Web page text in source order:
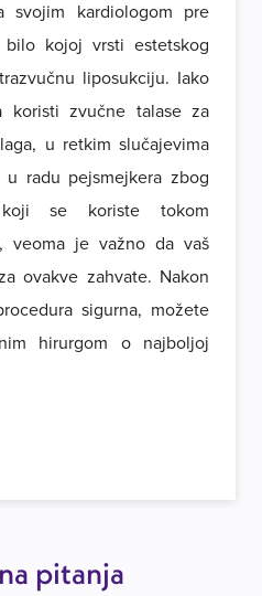
svojim kardiologom pre
kojoj vrsti estetskog
liposukciju. Iako
koristi zvučne talase za
u retkim slučajevima
radu pejsmejkera zbog
se koriste tokom
veoma je važno da vaš
ovakve zahvate. Nakon
sigurna, možete
hirurgom o najboljoj
pitanja